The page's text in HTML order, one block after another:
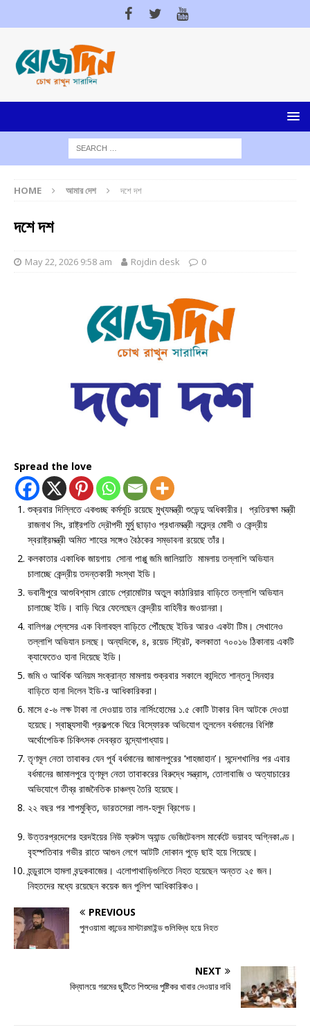
HOME আমার দেশ দশে দশ
দশে দশ
May 22, 2026 9:58 am Rojdin desk 0
Spread the love
শুক্রবার দিল্লিতে একগুচ্ছ কর্মসূচি রয়েছে মুখ্যমন্ত্রী শুভেন্দু অধিকারীর। প্রতিরক্ষা মন্ত্রী
রাজনাথ সিং, রাষ্ট্রপতি দ্রৌপদী মুর্মু ছাড়াও প্রধানমন্ত্রী নরেন্দ্র মোদী ও কেন্দ্রীয়
স্বরাষ্ট্রমন্ত্রী অমিত শাহের সঙ্গেও বৈঠকের সম্ভাবনা রয়েছে তাঁর।
কলকাতার একাধিক জায়গায় সোনা পাপ্পু জমি জালিয়াতি মামলায় তল্লাশি অভিযান
চালাচ্ছে কেন্দ্রীয় তদন্তকারী সংস্থা ইডি।
ভবানীপুরে আশুবিশ্বাস রোডে প্রোমোটার অতুল কাঠারিয়ার বাড়িতে তল্লাশি অভিযান
চালাচ্ছে ইডি। বাড়ি ঘিরে ফেলেছেন কেন্দ্রীয় বাহিনীর জওয়ানরা।
বালিগঞ্জ প্লেসের এক বিলাবহুল বাড়িতে পৌঁছেছে ইডির আরও একটা টিম। সেখানেও
তল্লাশি অভিযান চলছে। অন্যদিকে, ৪, রয়েড স্ট্রিট, কলকাতা ৭০০১৬ ঠিকানায় একটি
ক্যাফেতেও হানা দিয়েছে ইডি।
জমি ও আর্থিক অনিয়ম সংক্রান্ত মামলায় শুক্রবার সকালে কান্দিতে শান্তনু সিনহার
বাড়িতে হানা দিলেন ইডি-র আধিকারিকরা।
মাসে ৫-৬ লক্ষ টাকা না দেওয়ায় তার নার্সিংহোমের ১.৫ কোটি টাকার বিল আটকে দেওয়া
হয়েছে। স্বাস্থ্যসাথী প্রকল্পকে ঘিরে বিস্ফোরক অভিযোগ তুললেন বর্ধমানের বিশিষ্ট
অর্থোপেডিক চিকিৎসক দেবব্রত বন্দ্যোপাধ্যায়।
তৃণমূল নেতা তাবাকর যেন পূর্ব বর্ধমানের জামালপুরের ‘শাহজাহান’। সন্দেশখালির পর এবার
বর্ধমানের জামালপুরে তৃণমূল নেতা তাবাকরের বিরুদ্ধে সন্ত্রাস, তোলাবাজি ও অত্যাচারের
অভিযোগে তীব্র রাজনৈতিক চাঞ্চল্য তৈরি হয়েছে।
২২ বছর পর শাপমুক্তি, ভারতসেরা লাল-হলুদ ব্রিগেড।
উত্তরপ্রদেশের হরদইয়ের নিউ ফ্রুটস অ্যান্ড ভেজিটেবলস মার্কেটে ভয়াবহ অগ্নিকাণ্ড।
বৃহস্পতিবার গভীর রাতে আগুন লেগে আটটি দোকান পুড়ে ছাই হয়ে গিয়েছে।
হন্ডুরাসে হামলা বন্দুকবাজের। এলোপাথাড়িগুলিতে নিহত হয়েছেন অন্তত ২৫ জন।
নিহতদের মধ্যে রয়েছেন কয়েক জন পুলিশ আধিকারিকও।
PREVIOUS
পুলওয়ামা কান্ডের মাস্টারমাইন্ড গুলিবিদ্ধ হয়ে নিহত
NEXT
বিদ্যালয়ে গরমের ছুটিতে শিশুদের পুষ্টিকর খাবার দেওয়ার দাবি